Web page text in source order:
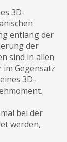
3D-
entlang der
der
sind in allen
Gegensatz
3D-
bei der
werden,